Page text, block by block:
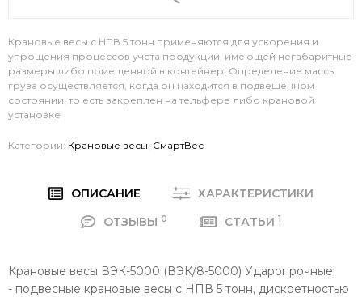
Крановые весы с НПВ 5 тонн применяются для ускорения и
упрощения процессов учета продукции, имеющей негабаритные
размеры либо помещенной в контейнер. Определение массы
груза осуществляется, когда он находится в подвешенном
состоянии, то есть закреплен на тельфере либо крановой
установке
Категории: Крановые весы, СмартВес
ОПИСАНИЕ
ХАРАКТЕРИСТИКИ
ОТЗЫВЫ 0 СТАТЬИ 1
Крановые весы ВЭК-5000 (ВЭК/8-5000) Ударопрочные
- подвесные крановые весы с НПВ 5 тонн, дискретностью